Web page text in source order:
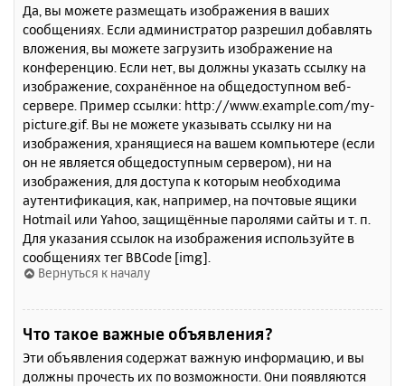
Да, вы можете размещать изображения в ваших
сообщениях. Если администратор разрешил добавлять
вложения, вы можете загрузить изображение на
конференцию. Если нет, вы должны указать ссылку на
изображение, сохранённое на общедоступном веб-
сервере. Пример ссылки: http://www.example.com/my-
picture.gif. Вы не можете указывать ссылку ни на
изображения, хранящиеся на вашем компьютере (если
он не является общедоступным сервером), ни на
изображения, для доступа к которым необходима
аутентификация, как, например, на почтовые ящики
Hotmail или Yahoo, защищённые паролями сайты и т. п.
Для указания ссылок на изображения используйте в
сообщениях тег BBCode [img].
Вернуться к началу
Что такое важные объявления?
Эти объявления содержат важную информацию, и вы
должны прочесть их по возможности. Они появляются